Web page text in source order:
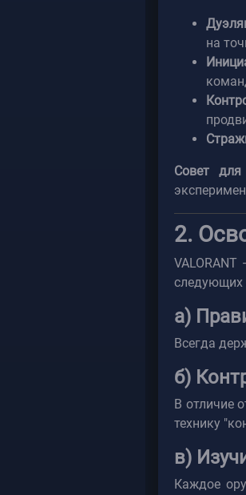
на
Совет для
2.
следующих
а)
Всегда
б)
В отличие
технику
в)
Каждое